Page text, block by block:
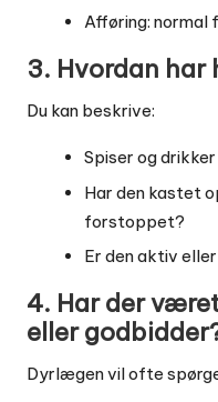
Afføring: normal
3. Hvordan har
Du kan beskrive:
Spiser og
Har den kastet
forstoppet?
Er den aktiv
4. Har der
eller
Dyrlægen vil ofte